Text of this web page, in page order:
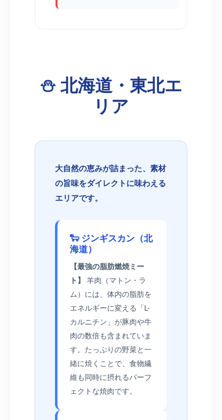
⛄️ 北海道・東北エ
リア
大自然の恵みが詰まった、素材
の旨味をダイレクトに味わえる
エリアです。
🐑 ジンギスカン（北
海道）
【最強の脂肪燃焼ミー
ト】 羊肉（マトン・ラ
ム）には、体内の脂肪を
エネルギーに変える「L-
カルニチン」が豚肉や牛
肉の数倍も含まれていま
す。たっぷりの野菜と一
緒に焼くことで、食物繊
維も同時に摂れるパーフ
ェクトな焼肉です。